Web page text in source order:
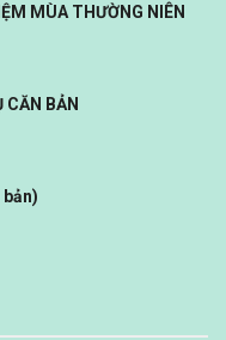
MÙA THƯỜNG NIÊN
CĂN BẢN
bản)